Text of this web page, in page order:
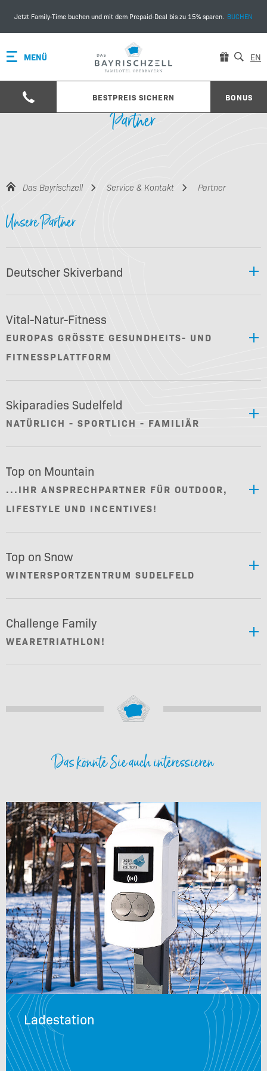
Jetzt Family-Time buchen und mit dem Prepaid-Deal bis zu 15% sparen. BUCHEN
MENÜ
BESTPREIS SICHERN BONUS
EN
Partner
Das Bayrischzell Service & Kontakt Partner
Unsere Partner
Deutscher Skiverband
Vital-Natur-Fitness
EUROPAS GRÖSSTE GESUNDHEITS- UND F
ITNESSPLATTFORM
Skiparadies Sudelfeld
NATÜRLICH - SPORTLICH - FAMILIÄR
Top on Mountain
...IHR ANSPRECHPARTNER FÜR OUTDOOR,
LIFESTYLE UND INCENTIVES!
Top on Snow
WINTERSPORTZENTRUM SUDELFELD
Challenge Family
WEARETRIATHLON!
Das könnte Sie auch interessieren
Ladestation